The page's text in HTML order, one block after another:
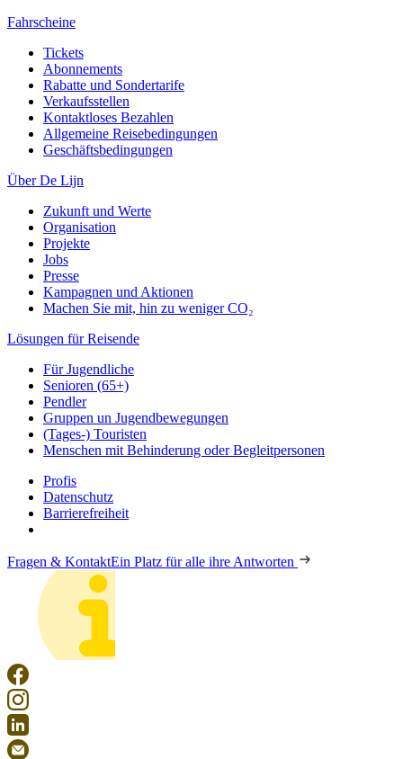
Fahrscheine
Tickets
Abonnements
Rabatte und Sondertarife
Verkaufsstellen
Kontaktloses Bezahlen
Allgemeine Reisebedingungen
Geschäftsbedingungen
Über De Lijn
Zukunft und Werte
Organisation
Projekte
Jobs
Presse
Kampagnen und Aktionen
Machen Sie mit, hin zu weniger CO₂
Lösungen für Reisende
Für Jugendliche
Senioren (65+)
Pendler
Gruppen un Jugendbewegungen
(Tages-) Touristen
Menschen mit Behinderung oder Begleitpersonen
Profis
Datenschutz
Barrierefreiheit
Fragen & KontaktEin Platz für alle ihre Antworten